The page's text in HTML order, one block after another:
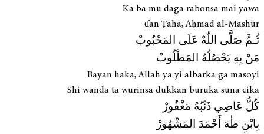
Ka ba mu daga rabonsa mai yawa
ɗan Ṭāhā, Aḥmad al-Mashūr
ثُـمَّ صَلَّى اللّٰهْ عَلَى المَحْبُوبْ
مَنْ بِهِ يَحْصُلُهُ المَطْلُوبْ
Bayan haka, Allah ya yi albarka ga masoyi
Shi wanda ta wurinsa dukkan buruka suna cika
كُلُّ عَاصِي ذَنْبُهُ مَغْفُورْ
بِابْنِ طٰهَ أَحْمَدَ المَشْهُورْ